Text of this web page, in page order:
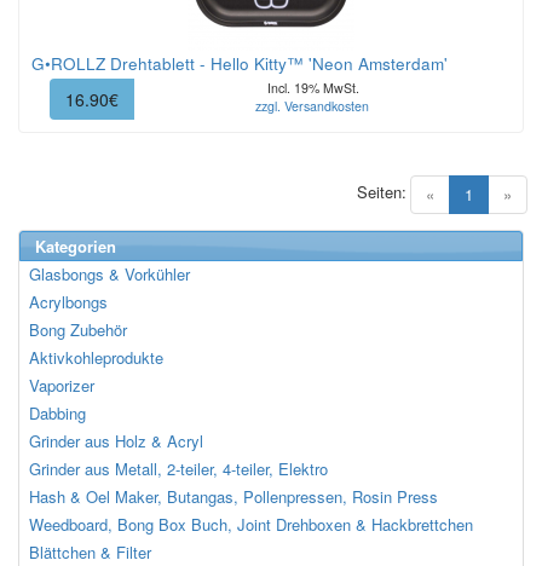
G•ROLLZ Drehtablett - Hello Kitty™ 'Neon Amsterdam'
16.90€
Incl. 19% MwSt.
zzgl. Versandkosten
« 1 (current)
»
Seiten:
Kategorien
Glasbongs & Vorkühler
Acrylbongs
Bong Zubehör
Aktivkohleprodukte
Vaporizer
Dabbing
Grinder aus Holz & Acryl
Grinder aus Metall, 2-teiler, 4-teiler, Elektro
Hash & Oel Maker, Butangas, Pollenpressen, Rosin Press
Weedboard, Bong Box Buch, Joint Drehboxen & Hackbrettchen
Blättchen & Filter